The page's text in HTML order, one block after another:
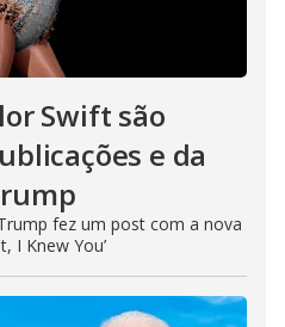
Swift são
e da
fez um post com a nova
I Knew You’